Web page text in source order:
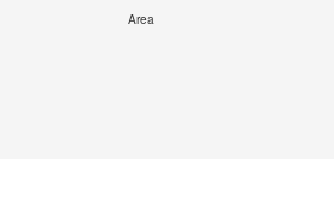
Area